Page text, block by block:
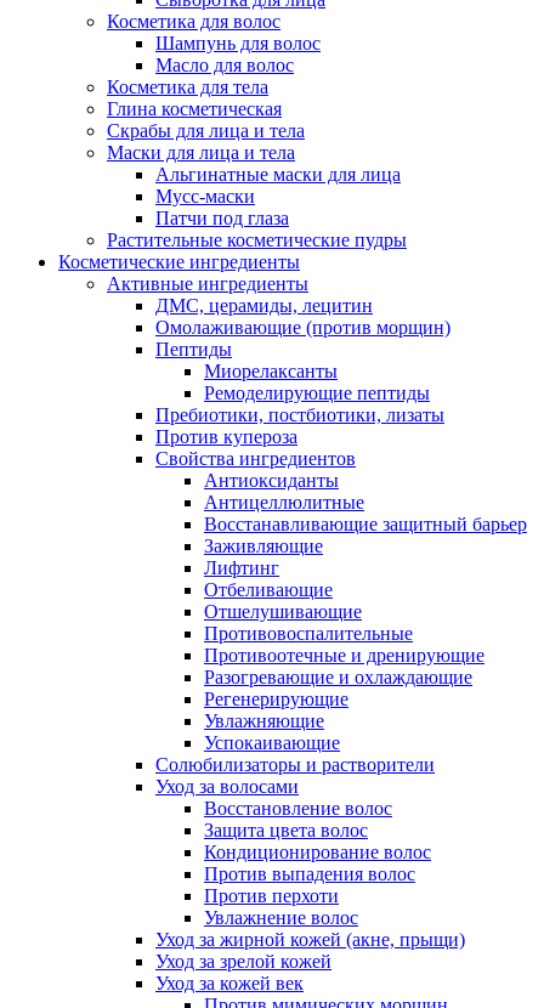
Косметика для волос
Шампунь для волос
Масло для волос
Косметика для тела
Глина косметическая
Скрабы для лица и тела
Маски для лица и тела
Альгинатные маски для лица
Мусс-маски
Патчи под глаза
Растительные косметические пудры
Косметические ингредиенты
Активные ингредиенты
ДМС, церамиды, лецитин
Омолаживающие (против морщин)
Пептиды
Миорелаксанты
Ремоделирующие пептиды
Пребиотики, постбиотики, лизаты
Против купероза
Свойства ингредиентов
Антиоксиданты
Антицеллюлитные
Восстанавливающие защитный барьер
Заживляющие
Лифтинг
Отбеливающие
Отшелушивающие
Противовоспалительные
Противоотечные и дренирующие
Разогревающие и охлаждающие
Регенерирующие
Увлажняющие
Успокаивающие
Солюбилизаторы и растворители
Уход за волосами
Восстановление волос
Защита цвета волос
Кондиционирование волос
Против выпадения волос
Против перхоти
Увлажнение волос
Уход за жирной кожей (акне, прыщи)
Уход за зрелой кожей
Уход за кожей век